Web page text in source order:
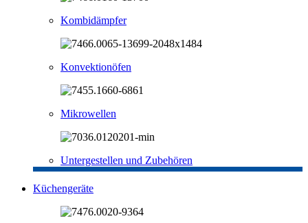
Kombidämpfer
Konvektionöfen
Mikrowellen
Untergestellen und Zubehören
Küchengeräte